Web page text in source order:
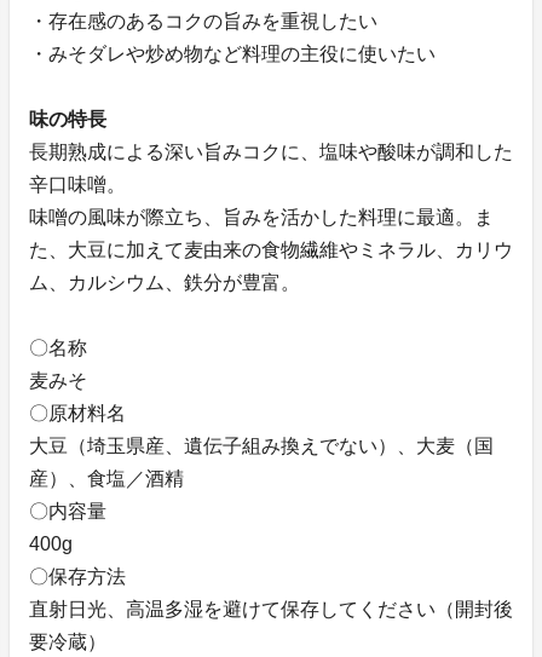
・存在感のあるコクの旨みを重視したい
・みそダレや炒め物など料理の主役に使いたい
味の特長
長期熟成による深い旨みコクに、塩味や酸味が調和した
辛口味噌。
味噌の風味が際立ち、旨みを活かした料理に最適。ま
た、大豆に加えて麦由来の食物繊維やミネラル、カリウ
ム、カルシウム、鉄分が豊富。
〇名称
麦みそ
〇原材料名
大豆（埼玉県産、遺伝子組み換えでない）、大麦（国
産）、食塩／酒精
〇内容量
400g
〇保存方法
直射日光、高温多湿を避けて保存してください（開封後
要冷蔵）